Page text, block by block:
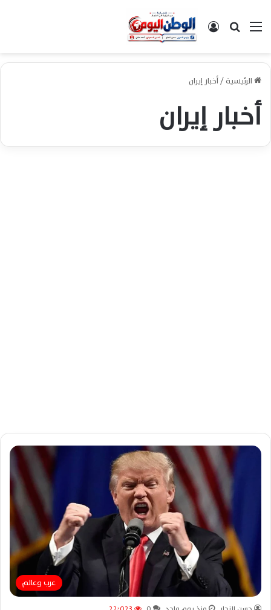
القائمةبحث عن تسجيل الدخول
الرئيسية/أخبار إيران
أخبار إيران
عرب وعالم